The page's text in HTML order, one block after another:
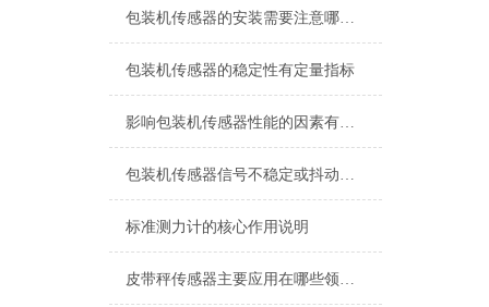
包装机传感器的安装需要注意哪些问题？
包装机传感器的稳定性有定量指标
影响包装机传感器性能的因素有哪些？
包装机传感器信号不稳定或抖动的处理方法
标准测力计的核心作用说明
皮带秤传感器主要应用在哪些领域，它又具有哪些特点